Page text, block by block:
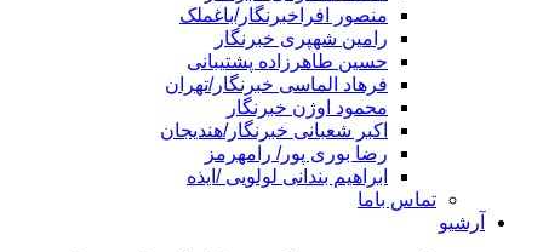
منصور افراخبرنگار/باغملک
رامین شهپری خبرنگار
حسین طاهرزاده پشتیبانی
فرهاد الماسی خبرنگار/تهران
محمود اوژن خبرنگار
اکبر شعبانی خبرنگار/هندیجان
رضا بوری پور/ رامهرمز
ابراهیم بندانی لولویی /ایذه
تماس باما
آرشیو